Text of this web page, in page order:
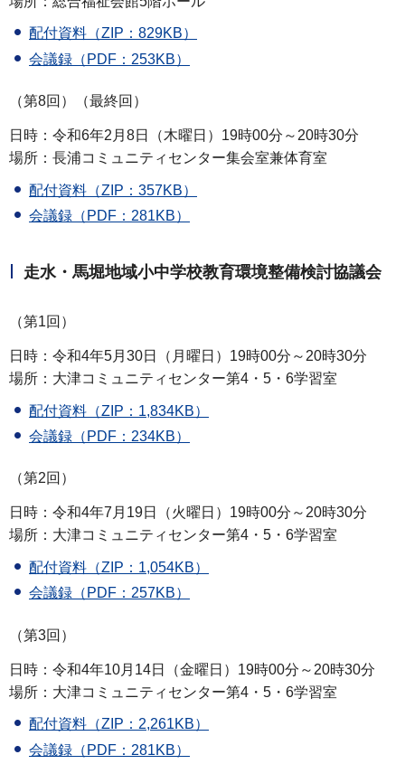
配付資料（ZIP：829KB）
会議録（PDF：253KB）
（第8回）（最終回）
日時：令和6年2月8日（木曜日）19時00分～20時30分
場所：長浦コミュニティセンター集会室兼体育室
配付資料（ZIP：357KB）
会議録（PDF：281KB）
走水・馬堀地域小中学校教育環境整備検討協議会
（第1回）
日時：令和4年5月30日（月曜日）19時00分～20時30分
場所：大津コミュニティセンター第4・5・6学習室
配付資料（ZIP：1,834KB）
会議録（PDF：234KB）
（第2回）
日時：令和4年7月19日（火曜日）19時00分～20時30分
場所：大津コミュニティセンター第4・5・6学習室
配付資料（ZIP：1,054KB）
会議録（PDF：257KB）
（第3回）
日時：令和4年10月14日（金曜日）19時00分～20時30分
場所：大津コミュニティセンター第4・5・6学習室
配付資料（ZIP：2,261KB）
会議録（PDF：281KB）